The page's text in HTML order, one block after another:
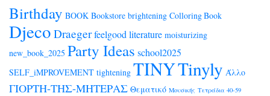
Birthday BOOK Bookstore brightening Colloring Book
Djeco Draegerfeelgood literature moisturizing
new_book_2025 Party Ideas school2025
SELF_iMPROVEMENT tightening TINYTinyly Άλλο
ΓΙΟΡΤΗ-ΤΗΣ-ΜΗΤΕΡΑΣ Θεματικό Μουσικής Τετράδια 40-59